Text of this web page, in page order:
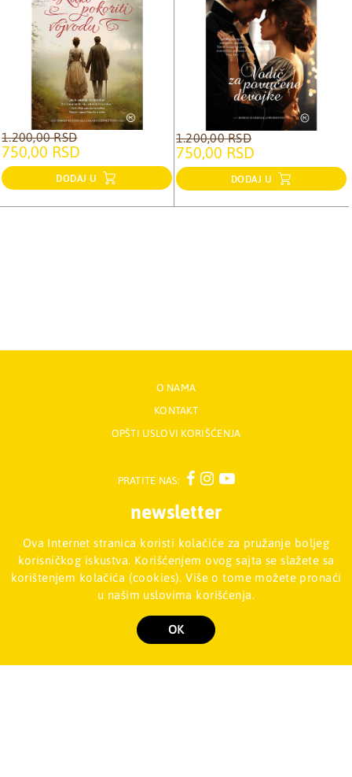
Ova Internet stranica koristi kolačiće za pružanje boljeg
korisničkog iskustva. Korišćenjem ovog sajta se slažete sa
korištenjem kolačića (cookies). Više o tome možete pronaći
u našim uslovima korišćenja.
OK
1.200,00 RSD
750,00 RSD
DODAJ U
1.200,00 RSD
750,00 RSD
DODAJ U
O NAMA
KONTAKT
OPŠTI USLOVI KORIŠĆENJA
PRATITE NAS:
newsletter
Prijavite se na naš Newsletter
Mladinska knjiga d.o.o., Palmira Toljatija 5 - Stari Merkator, 11070
NOVI BEOGRAD, Srbija011/2257-008
Copyright 2026 Mladinska knjiga d.o.o., Sva prava su zadržana. Powered by